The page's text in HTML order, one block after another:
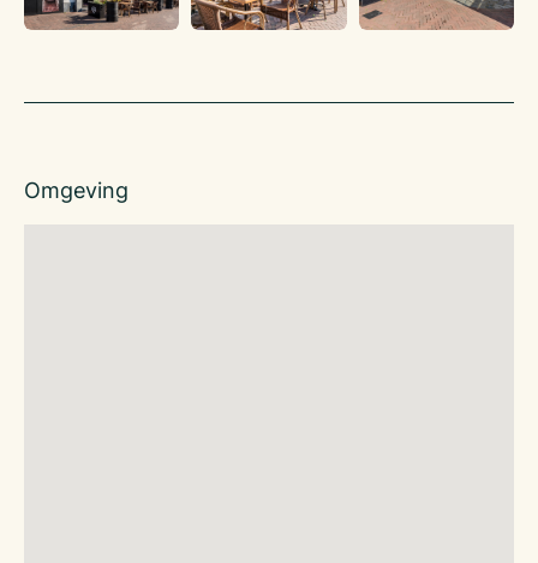
Bijzonderheden / USP’s
– Ligging in het centrum van Boxmeer
Omgeving